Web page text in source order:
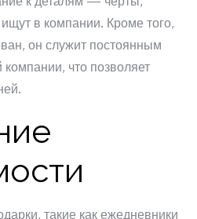
в компании. Кроме того,
он служит постоянным
что позволяет
такие как ежедневники